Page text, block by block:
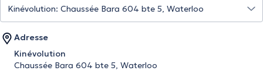
Adresse
Kinévolution
Chaussée Bara 604 bte 5, Waterloo